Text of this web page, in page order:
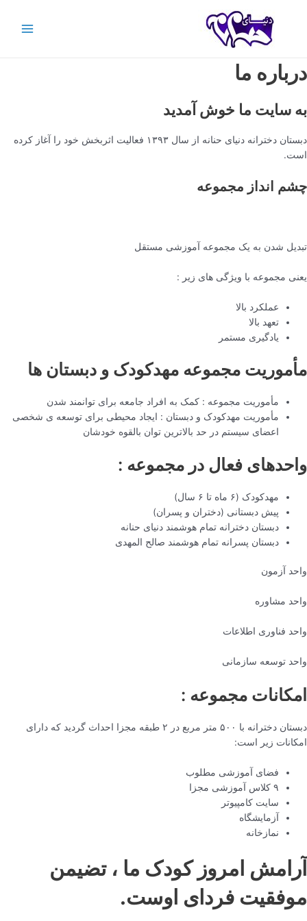
درباره ما
به سایت ما خوش آمدید
دبستان دخترانه دنیای حنانه از سال ۱۳۹۳ فعالیت اثربخش خود را آغاز کرده
است.
چشم انداز مجموعه
تبدیل شدن به یک مجموعه آموزشی مستقل
یعنی مجموعه با ویژگی های زیر :
عملکرد بالا
تعهد بالا
یادگیری مستمر
مأموریت مجموعه مهدکودک و دبستان ها
مأموریت مجموعه : کمک به افراد جامعه برای توانمند شدن
مأموریت مهدکودک و دبستان : ایجاد محیطی برای توسعه ی شخصی
اعضای سیستم در حد بالاترین توان بالقوه خودشان
واحدهای فعال در مجموعه :
مهدکودک (۶ ماه تا ۶ سال)
پیش دبستانی (دختران و پسران)
دبستان دخترانه تمام هوشمند دنیای حنانه
دبستان پسرانه تمام هوشمند صالح المهدی
واحد آزمون
واحد مشاوره
واحد فناوری اطلاعات
واحد توسعه سازمانی
امکانات مجموعه :
دبستان دخترانه با ۵۰۰ متر مربع در ۲ طبقه مجزا احداث گردید که دارای
امکانات زیر است:
فضای آموزشی مطلوب
۹ کلاس آموزشی مجزا
سایت کامپیوتر
آزمایشگاه
نمازخانه
آرامش امروز کودک ما ، تضیمن
موفقیت فردای اوست.